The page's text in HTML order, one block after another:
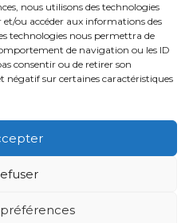
nous utilisons des technologies
et/ou accéder aux informations des
technologies nous permettra de
de navigation ou les ID
consentir ou de retirer son
sur certaines caractéristiques
CPTS
de santé